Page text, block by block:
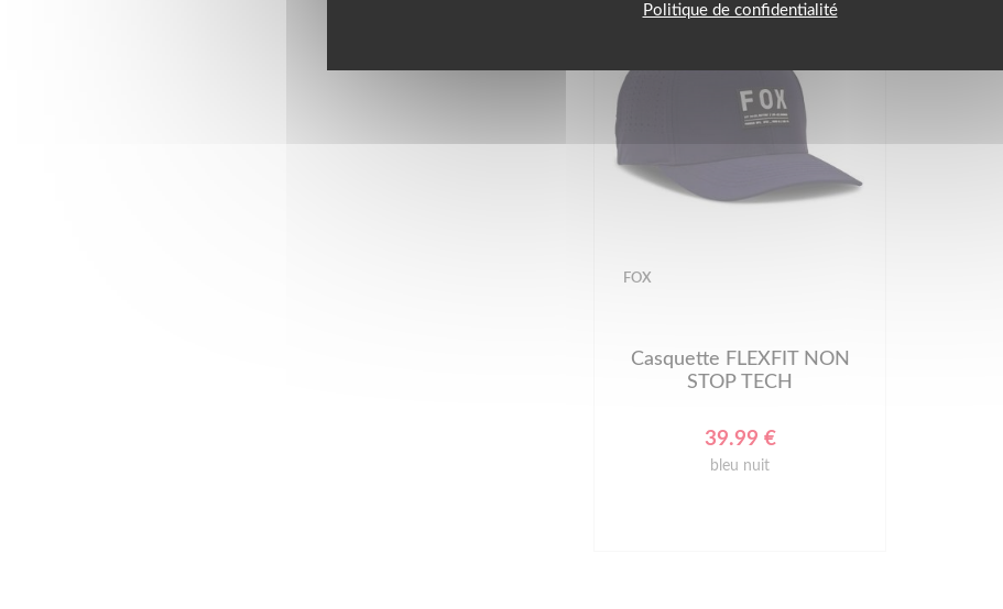
FOX
Casquette FLEXFIT NON
STOP TECH
39.99 €
bleu nuit
Politique de confidentialité